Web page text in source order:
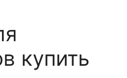
купить